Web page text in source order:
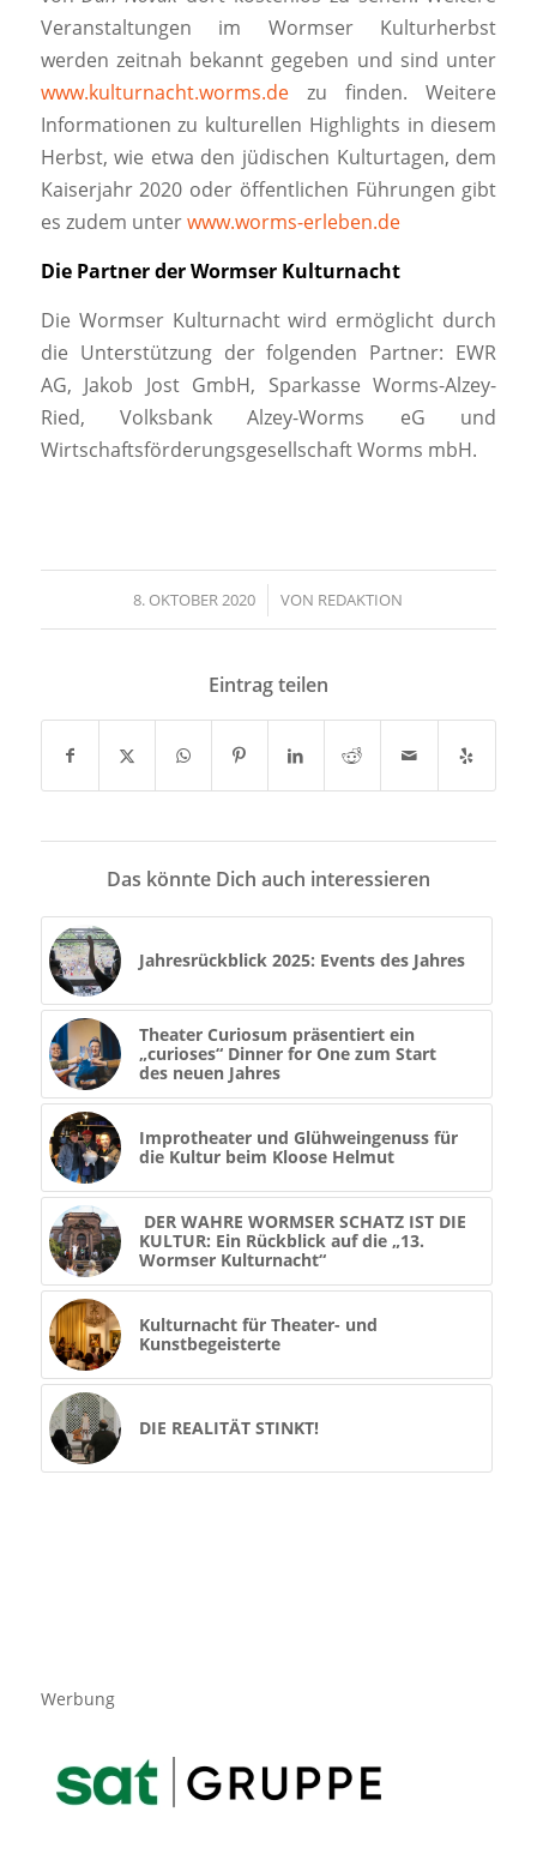
Veranstaltungen im Wormser Kulturherbst
werden zeitnah bekannt gegeben und sind unter
www.kulturnacht.worms.dezu finden. Weitere
Informationen zu kulturellen Highlights in diesem
Herbst, wie etwa den jüdischen Kulturtagen, dem
Kaiserjahr 2020 oder öffentlichen Führungen gibt
es zudem unterwww.worms-erleben.de
Die Partner der Wormser Kulturnacht
Die Wormser Kulturnacht wird ermöglicht durch
die Unterstützung der folgenden Partner: EWR
AG, Jakob Jost GmbH, Sparkasse Worms-Alzey-
Ried, Volksbank Alzey-Worms eG und
Wirtschaftsförderungsgesellschaft Worms mbH.
8. OKTOBER 2020
/ VON REDAKTION
Eintrag teilen
Das könnte Dich auch interessieren
Jahresrückblick 2025: Events des Jahres
Theater Curiosum präsentiert ein
„curioses“ Dinner for One zum Start
des neuen Jahres
Improtheater und Glühweingenuss für
die Kultur beim Kloose Helmut
DER WAHRE WORMSER SCHATZ IST DIE
KULTUR: Ein Rückblick auf die „13.
Wormser Kulturnacht“
Kulturnacht für Theater- und
Kunstbegeisterte
DIE REALITÄT STINKT!
Werbung